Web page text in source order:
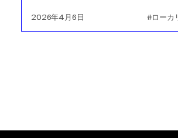
2026年4月6日 #ローカ